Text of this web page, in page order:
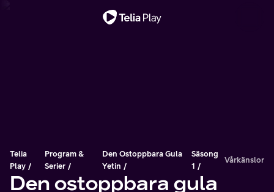
Telia
Play
Program &
Serier
Den Ostoppbara Gula
Yetin
Säsong
1
Vårkänslor
Den ostoppbara gula